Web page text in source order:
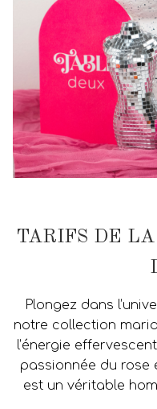
TARIFS DE
Plongez dans
notre collection
l’énergie
passionnée du rose
est un véritable